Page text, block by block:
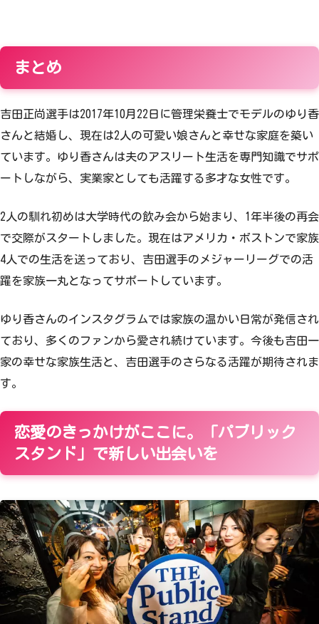
まとめ
吉田正尚選手は2017年10月22日に管理栄養士でモデルのゆり香
さんと結婚し、現在は2人の可愛い娘さんと幸せな家庭を築い
ています。ゆり香さんは夫のアスリート生活を専門知識でサポ
ートしながら、実業家としても活躍する多才な女性です。
2人の馴れ初めは大学時代の飲み会から始まり、1年半後の再会
で交際がスタートしました。現在はアメリカ・ボストンで家族
4人での生活を送っており、吉田選手のメジャーリーグでの活
躍を家族一丸となってサポートしています。
ゆり香さんのインスタグラムでは家族の温かい日常が発信され
ており、多くのファンから愛され続けています。今後も吉田一
家の幸せな家族生活と、吉田選手のさらなる活躍が期待されま
す。
恋愛のきっかけがここに。「パブリック
スタンド」で新しい出会いを